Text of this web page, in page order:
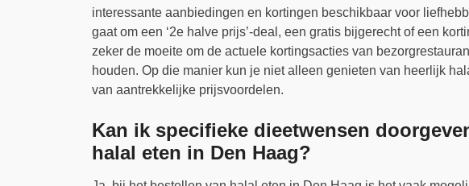
interessante aanbiedingen en kortingen beschikbaar voor
gaat om een ‘2e halve prijs’-deal, een gratis bijgerecht of een
zeker de moeite om de actuele kortingsacties van
houden. Op die manier kun je niet alleen genieten van heerlijk
van aantrekkelijke prijsvoordelen.
Kan ik specifieke dieetwensen
halal eten in Den Haag?